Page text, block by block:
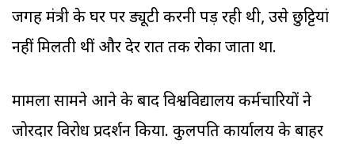
जगह मंत्री के घर पर ड्यूटी करनी पड़ रही थी, उसे छुट्टियां
नहीं मिलती थीं और देर रात तक रोका जाता था.
मामला सामने आने के बाद विश्वविद्यालय कर्मचारियों ने
जोरदार विरोध प्रदर्शन किया. कुलपति कार्यालय के बाहर